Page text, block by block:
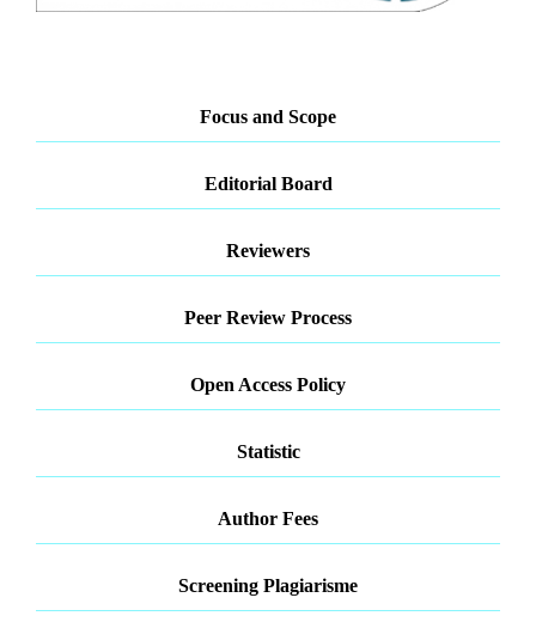
Focus and Scope
Editorial Board
Reviewers
Peer Review Process
Open Access Policy
Statistic
Author Fees
Screening Plagiarisme